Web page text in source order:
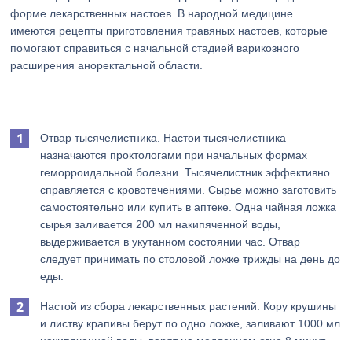
форме лекарственных настоев. В народной медицине
имеются рецепты приготовления травяных настоев, которые
помогают справиться с начальной стадией варикозного
расширения аноректальной области.
Отвар тысячелистника. Настои тысячелистника
назначаются проктологами при начальных формах
геморроидальной болезни. Тысячелистник эффективно
справляется с кровотечениями. Сырье можно заготовить
самостоятельно или купить в аптеке. Одна чайная ложка
сырья заливается 200 мл накипяченной воды,
выдерживается в укутанном состоянии час. Отвар
следует принимать по столовой ложке трижды на день до
еды.
Настой из сбора лекарственных растений. Кору крушины
и листву крапивы берут по одно ложке, заливают 1000 мл